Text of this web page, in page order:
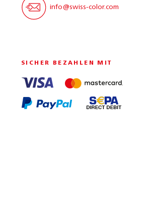
info@swiss-color.com
SICHER BEZAHLEN MIT